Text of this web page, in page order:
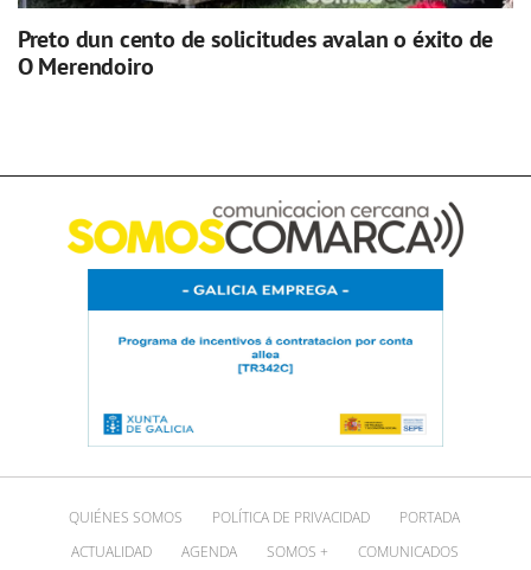
Preto dun cento de solicitudes avalan o éxito de
O Merendoiro
QUIÉNES SOMOS POLÍTICA DE PRIVACIDAD
PORTADA
ACTUALIDAD
AGENDA SOMOS + COMUNICADOS